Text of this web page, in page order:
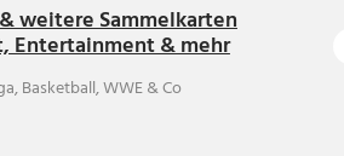
weitere Sammelkarten
Entertainment & mehr
Basketball, WWE & Co